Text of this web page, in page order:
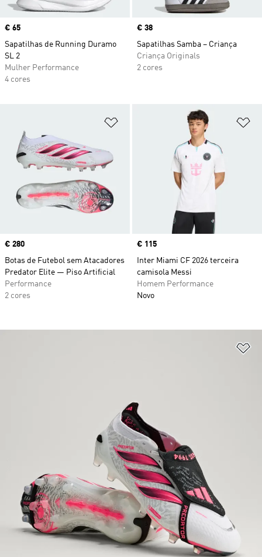
Price
€ 65
Sapatilhas de Running Duramo
SL 2
Mulher Performance
4 cores
Price
€ 38
Sapatilhas Samba – Criança
Criança Originals
2 cores
Adicionar à Lista de Desejos
Price
€ 280
Botas de Futebol sem Atacadores
Predator Elite — Piso Artificial
Performance
2 cores
Price
€ 115
Inter Miami CF 2026 terceira
camisola Messi
Homem Performance
Novo